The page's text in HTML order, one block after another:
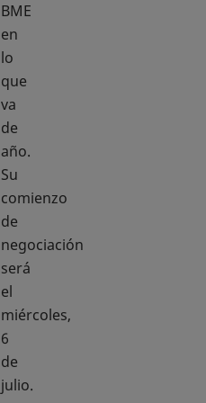
BME
en
lo
que
va
de
año.
Su
comienzo
de
negociación
será
el
miércoles,
6
de
julio.